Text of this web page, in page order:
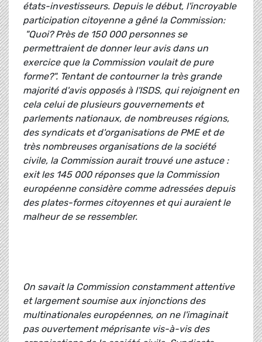
états-investisseurs. Depuis le début, l'incroyable
participation citoyenne a gêné la Commission:
"Quoi? Près de 150 000 personnes se
permettraient de donner leur avis dans un
exercice que la Commission voulait de pure
forme?". Tentant de contourner la très grande
majorité d'avis opposés à l'ISDS, qui rejoignent en
cela celui de plusieurs gouvernements et
parlements nationaux, de nombreuses régions,
des syndicats et d'organisations de PME et de
très nombreuses organisations de la société
civile, la Commission aurait trouvé une astuce :
exit les 145 000 réponses que la Commission
européenne considère comme adressées depuis
des plates-formes citoyennes et qui auraient le
malheur de se ressembler.
On savait la Commission constamment attentive
et largement soumise aux injonctions des
multinationales européennes, on ne l'imaginait
pas ouvertement méprisante vis-à-vis des